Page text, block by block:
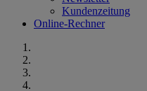
Kundenzeitung
Online-Rechner